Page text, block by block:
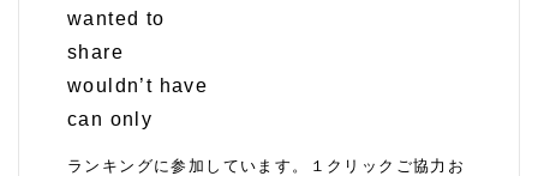
wanted to
share
wouldn’t have
can only
ランキングに参加しています。１クリックご協力お